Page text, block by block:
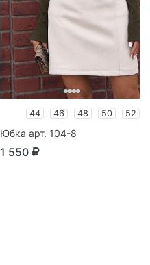
44 46 48 50 52
Юбка арт. 104-8
1 550